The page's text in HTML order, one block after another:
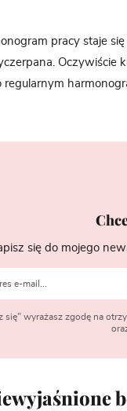
pracy staje
Oczywiście
regularnym
się do mojego
się" wyrażasz zgodę na